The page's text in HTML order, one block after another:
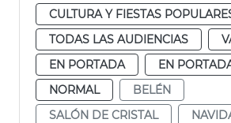
CULTURA Y FIESTAS
TODAS LAS AUDIENCIAS
EN PORTADA
EN
NORMAL
BELÉN
SALÓN DE CRISTAL